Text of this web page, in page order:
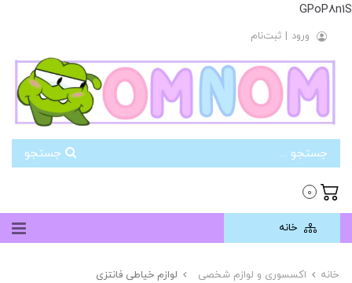
GPoP8n1S
ورود | ثبت‌نام
0
خانه
خانه اکسسوری و لوازم شخصی لوازم خیاطی فانتزی